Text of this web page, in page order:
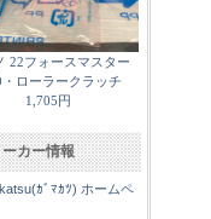
22フォースマスター
・ローラークラッチ
1,705円
カー情報
ｶﾞﾏｶﾂ) ホームペ